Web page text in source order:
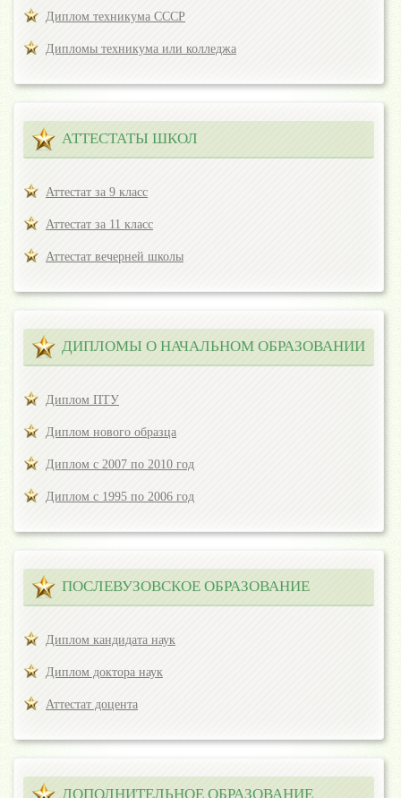
Диплом техникума СССР
Дипломы техникума или колледжа
АТТЕСТАТЫ ШКОЛ
Аттестат за 9 класс
Аттестат за 11 класс
Аттестат вечерней школы
ДИПЛОМЫ О НАЧАЛЬНОМ ОБРАЗОВАНИИ
Диплом ПТУ
Диплом нового образца
Диплом с 2007 по 2010 год
Диплом с 1995 по 2006 год
ПОСЛЕВУЗОВСКОЕ ОБРАЗОВАНИЕ
Диплом кандидата наук
Диплом доктора наук
Аттестат доцента
ДОПОЛНИТЕЛЬНОЕ ОБРАЗОВАНИЕ